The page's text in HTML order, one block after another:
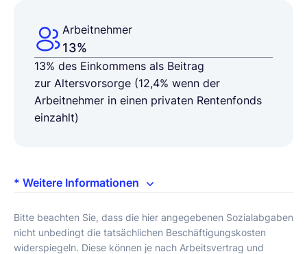
Arbeitnehmer
13%
13% des Einkommens als Beitrag
zur Altersvorsorge (12,4% wenn der
Arbeitnehmer in einen privaten Rentenfonds
einzahlt)
* Weitere Informationen
Bitte beachten Sie, dass die hier angegebenen Sozialabgaben
nicht unbedingt die tatsächlichen Beschäftigungskosten
widerspiegeln. Diese können je nach Arbeitsvertrag und